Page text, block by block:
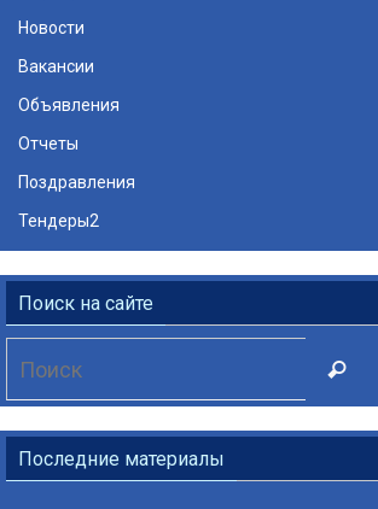
Новости
Вакансии
Объявления
Отчеты
Поздравления
Тендеры2
Поиск на сайте
Поиск
Последние материалы